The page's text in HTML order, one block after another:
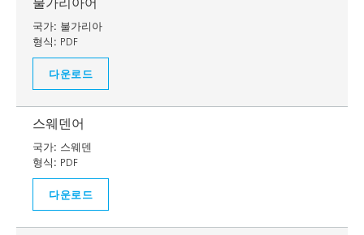
국가: 불가리아
형식: PDF
다운로드
스웨덴어
국가: 스웨덴
형식: PDF
다운로드